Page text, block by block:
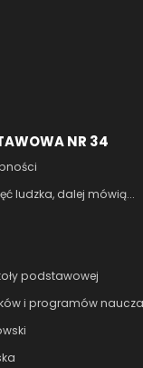
NR 34
ludzka, dalej mówią...
podstawowej
i programów